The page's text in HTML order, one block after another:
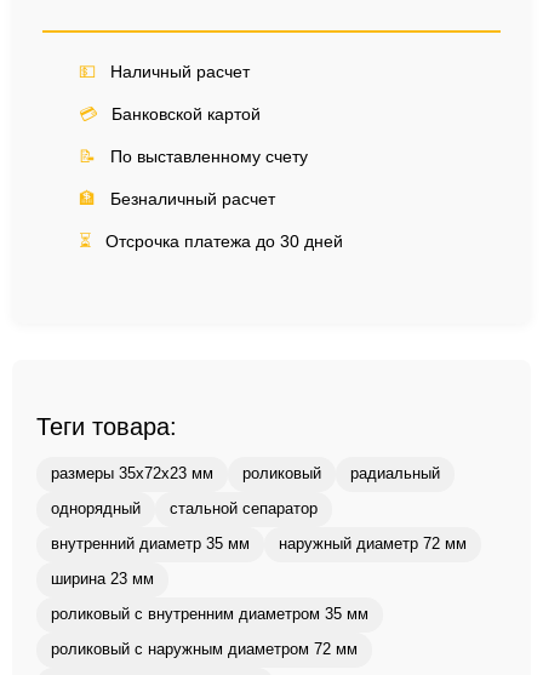
💵 Наличный расчет
💳 Банковской картой
📝 По выставленному счету
🏦 Безналичный расчет
⏳ Отсрочка платежа до 30 дней
Теги товара:
размеры 35x72x23 мм роликовый радиальный
однорядный стальной сепаратор
внутренний диаметр 35 мм наружный диаметр 72 мм
ширина 23 мм
роликовый с внутренним диаметром 35 мм
роликовый с наружным диаметром 72 мм